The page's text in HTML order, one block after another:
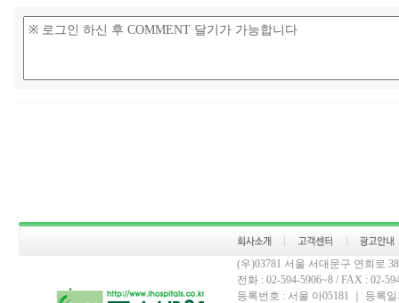
(우)03781 서울 서대문구 연희로
전화 : 02-594-5906~8 / FAX : 02-
등록번호 : 서울 아05181 ｜ 등록